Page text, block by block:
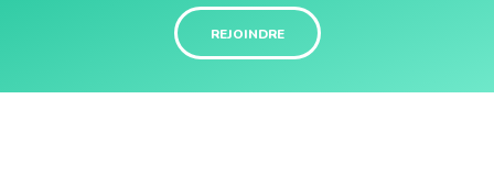
REJOINDRE